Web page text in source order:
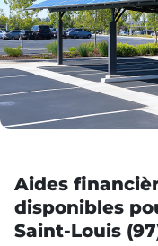
Aides
disponibles
Saint-Louis